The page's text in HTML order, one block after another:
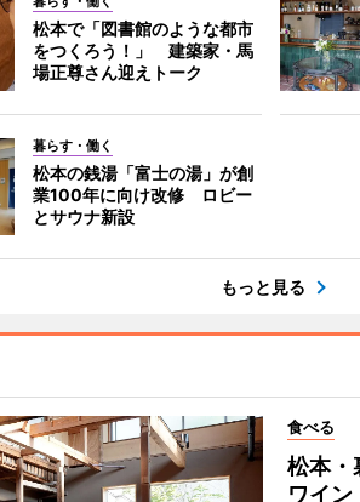
松本で「図書館のような都市
をつくろう！」 建築家・馬
場正尊さん迎えトーク
暮らす・働く
松本の銭湯「富士の湯」が創
業100年に向け改修 ロビー
とサウナ新設
もっと見る
食べる
松本・
ワイ